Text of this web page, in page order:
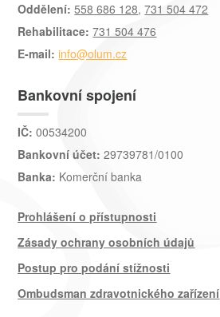
Oddělení: 558 686 128,731 504 472
Rehabilitace: 731 504 476
E-mail: info@olum.cz
Bankovní spojení
IČ: 00534200
Bankovní účet: 29739781/0100
Banka: Komerční banka
Prohlášení o přístupnosti
Zásady ochrany osobních údajů
Postup pro podání stížnosti
Ombudsman zdravotnického zařízení